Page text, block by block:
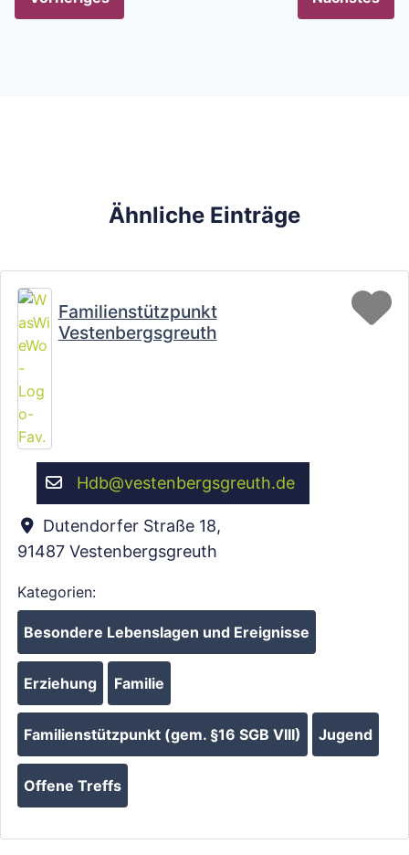
Ähnliche Einträge
Familienstützpunkt
Vestenbergsgreuth
Hdb@vestenbergsgreuth.de
Dutendorfer Straße 18,
91487 Vestenbergsgreuth
Kategorien:
Besondere Lebenslagen und Ereignisse
Erziehung Familie
Familienstützpunkt (gem. §16 SGB VIII) Jugend
Offene Treffs